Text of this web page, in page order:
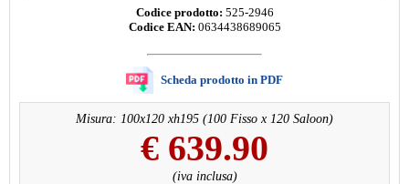
Codice prodotto: 525-2946
Codice EAN: 0634438689065
Scheda prodotto in PDF
Misura: 100x120 xh195 (100 Fisso x 120 Saloon)
€ 639.90
(iva inclusa)